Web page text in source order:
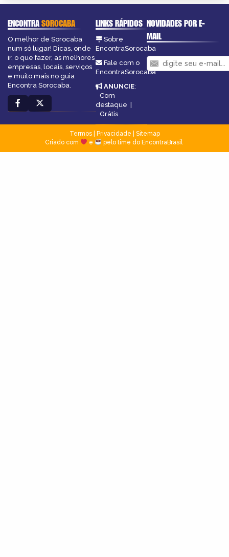
ENCONTRASOROCABA
O melhor de Sorocaba
num só lugar! Dicas, onde
ir, o que fazer, as melhores
empresas, locais, serviços
e muito mais no guia
Encontra Sorocaba.
LINKS RÁPIDOS
Sobre
EncontraSorocaba
Fale com o
EncontraSorocaba
ANUNCIE:
Com
destaque |
Grátis
NOVIDADES POR E-
MAIL
Termos| Privacidade
Sitemap
Criado com
e pelo time do EncontraBrasil